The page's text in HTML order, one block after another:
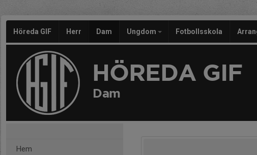
Höreda GIF Herr Dam Ungdom Fotbollsskola
HÖREDA GIF
Dam
Hem